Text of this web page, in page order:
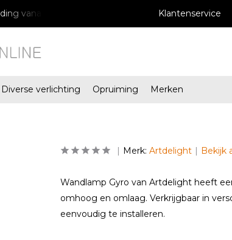
Megastores in Almere en Zaandam Klantenservice
Diverse verlichting Opruiming Merken
Merk: Artdelight Bekijk
Wandlamp Gyro van Artdelight heeft
omhoog en omlaag. Verkrijgbaar in
eenvoudig te installeren.